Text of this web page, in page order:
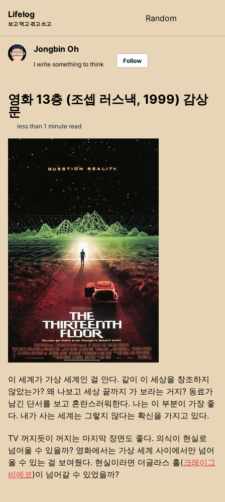
navigation
Lifelog
보고 먹고 겪고 쓰고
Random
Jongbin Oh
I write something to think Follow
영화 13층 (조셉 러스낵, 1999) 감상
문
less than 1 minute read
이 세계가 가상 세계인 걸 안다. 같이 이 세상을 창조하지
않았는가? 왜 나보고 세상 끝까지 가 보라는 거지? 동료가
남긴 단서를 보고 혼란스러워한다. 나는 이 부분이 가장 좋
다. 내가 사는 세계는 그렇지 않다는 확신을 가지고 있다.
TV 꺼지듯이 꺼지는 마지막 장면도 좋다. 의식이 현실로
넘어올 수 있을까? 영화에서는 가상 세계 사이에서만 넘어
올 수 있는 걸 보여줬다. 현실이라면 더글라스 홀(크레이그
비에코)이 넘어갈 수 있었을까?